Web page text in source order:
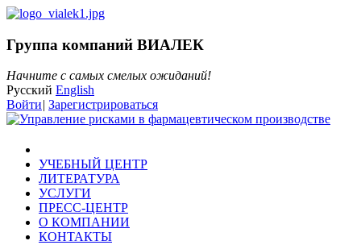
Группа компаний ВИАЛЕК
Начните с самых смелых ожиданий!
Русский English
Войти| Зарегистрироваться
УЧЕБНЫЙ ЦЕНТР
ЛИТЕРАТУРА
УСЛУГИ
ПРЕСС-ЦЕНТР
О КОМПАНИИ
КОНТАКТЫ